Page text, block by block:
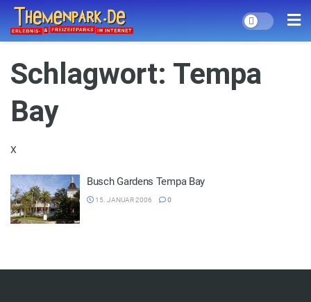
Schlagwort: Tempa
Bay
X
Busch Gardens Tempa Bay
15. JANUAR 2006 0